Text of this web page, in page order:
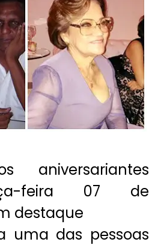
aniversariantes
feira 07 de
destaque
uma das pessoas